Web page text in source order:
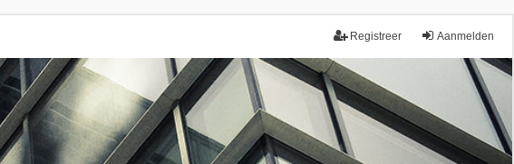
Aanmelden
Registreer